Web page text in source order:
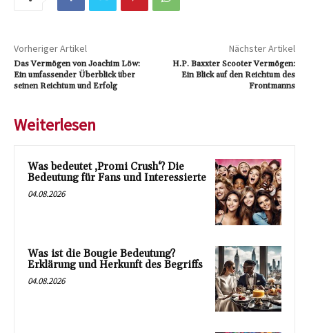
Vorheriger Artikel
Das Vermögen von Joachim Löw:
Ein umfassender Überblick über
seinen Reichtum und Erfolg
Nächster Artikel
H.P. Baxxter Scooter Vermögen:
Ein Blick auf den Reichtum des
Frontmanns
Weiterlesen
Was bedeutet ‚Promi Crush‘? Die
Bedeutung für Fans und Interessierte
04.08.2026
Was ist die Bougie Bedeutung?
Erklärung und Herkunft des Begriffs
04.08.2026